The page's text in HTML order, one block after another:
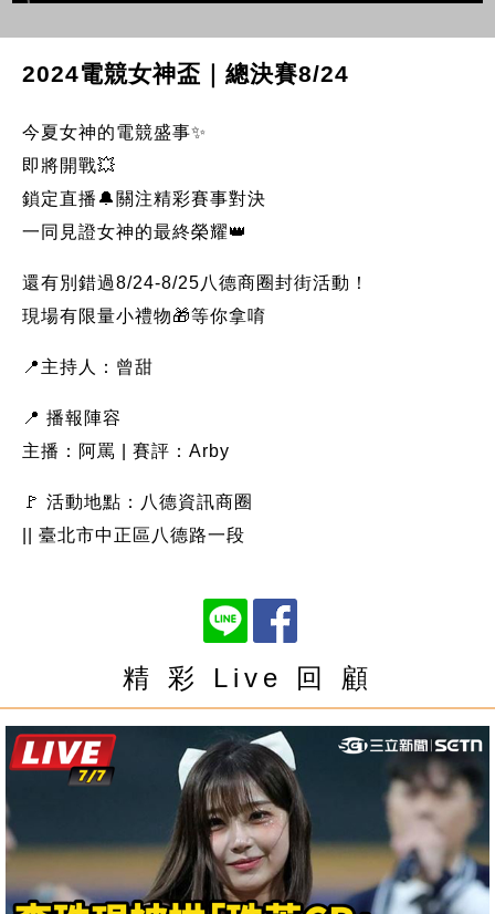
2024電競女神盃｜總決賽8/24
今夏女神的電競盛事✨
即將開戰💥
鎖定直播🔔關注精彩賽事對決
一同見證女神的最終榮耀👑
還有別錯過8/24-8/25八德商圈封街活動！
現場有限量小禮物🎁等你拿唷
📍主持人：曾甜
📍 播報陣容
主播：阿罵 | 賽評：Arby
🚩 活動地點：八德資訊商圈
|| 臺北市中正區八德路一段
精 彩 Live 回 顧